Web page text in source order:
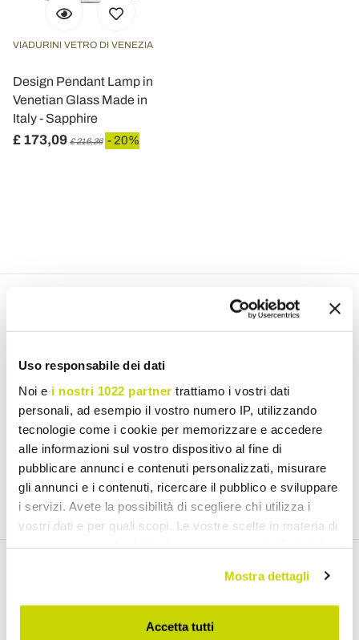
Uso responsabile dei dati
Noi e i nostri 1022 partner trattiamo i vostri dati
personali, ad esempio il vostro numero IP, utilizzando
tecnologie come i cookie per memorizzare e accedere
alle informazioni sul vostro dispositivo al fine di
pubblicare annunci e contenuti personalizzati, misurare
gli annunci e i contenuti, ricercare il pubblico e sviluppare
i servizi. Avete la possibilità di scegliere chi utilizza i
vostri dati e per quali scopi. Le vostre scelte in materia di
modificare o revocare il proprio consenso in qualsiasi
momento dalla Dichiarazione sui cookie o facendo clic
sull'icona di attivazione della privacy.
Mostra dettagli
Accetta tutti
VIADURINI VETRO DI VENEZIA
Design Pendant Lamp in
Venetian Glass Made in
Italy - Sapphire
£ 173,09 £ 216,36 - 20%
Email Newsletter
I have read and accept the Terms of use of personal data
( Link)
Join us
Discover our products